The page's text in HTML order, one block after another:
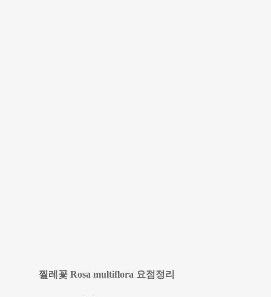
찔레꽃 Rosa multiflora 요점정리